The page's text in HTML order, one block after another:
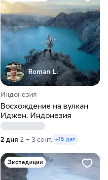
Roman L.
Индонезия
Восхождение на вулкан
Иджен. Индонезия
2 дня 2 – 3 сент. +15 дат
Экспедиции